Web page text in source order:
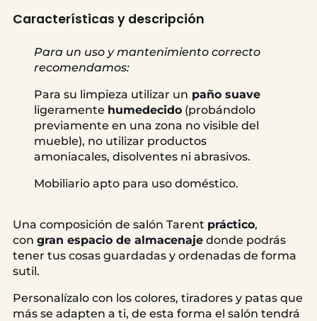
Características y descripción
Para un uso y mantenimiento correcto
recomendamos:
Para su limpieza utilizar un paño suave
ligeramente humedecido(probándolo
previamente en una zona no visible del
mueble), no utilizar productos
amoniacales, disolventes ni abrasivos.
Mobiliario apto para uso doméstico.
Una composición de salón Tarent práctico,
con gran espacio de almacenajedonde podrás
tener tus cosas guardadas y ordenadas de forma
sutil.
Personalízalo con los colores, tiradores y patas que
más se adapten a ti, de esta forma el salón tendrá